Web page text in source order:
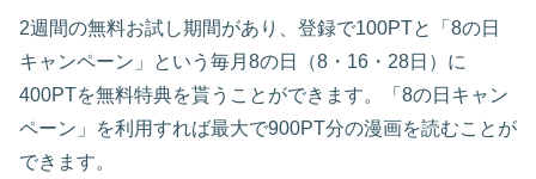
2週間の無料お試し期間があり、登録で100PTと「8の日
キャンペーン」という毎月8の日（8・16・28日）に
400PTを無料特典を貰うことができます。「8の日キャン
ペーン」を利用すれば最大で900PT分の漫画を読むことが
できます。